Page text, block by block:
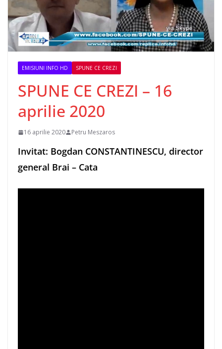
EMISIUNI INFO HD SPUNE CE CREZI
SPUNE CE CREZI – 16
aprilie 2020
16 aprilie 2020 Petru Meszaros
Invitat: Bogdan CONSTANTINESCU, director
general Brai – Cata